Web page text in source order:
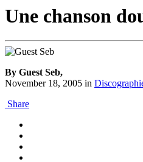
Une chanson
By Guest Seb,
November 18, 2005 in
Share